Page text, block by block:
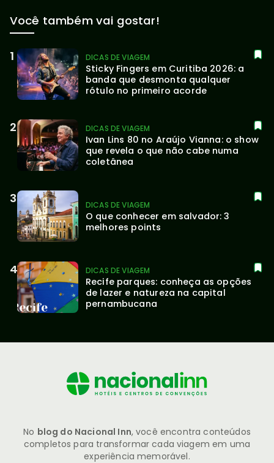
Você também vai gostar!
DICAS DE VIAGEM
Sticky Fingers em Curitiba 2026: a
banda que desmonta qualquer
rótulo no primeiro acorde
DICAS DE VIAGEM
Ivan Lins 80 no Araújo Vianna: o show
que revela o que não cabe numa
coletânea
DICAS DE VIAGEM
O que conhecer em salvador: 3
melhores points
DICAS DE VIAGEM
Recife parques: conheça as opções
de lazer e natureza na capital
pernambucana
No blog do Nacional Inn, você encontra conteúdos
completos para transformar cada viagem em uma
experiência memorável.